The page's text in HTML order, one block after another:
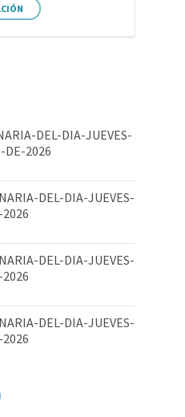
DEL-DIA-JUEVES-
DE-2026
DEL-DIA-JUEVES-
DEL-DIA-JUEVES-
DEL-DIA-JUEVES-